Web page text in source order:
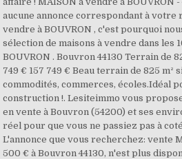
aucune annonce correspondant à votre
vendre à BOUVRON , c'est pourquoi
sélection de maisons à vendre dans les
BOUVRON . Bouvron 44130 Terrain de
749 € 157 749 € Beau terrain de 825 m²
commodités, commerces, écoles.Idéal
construction !. Lesiteimmo vous
en vente à Bouvron (54200) et ses
réel pour que vous ne passiez pas à
L'annonce que vous recherchez: vente
500 € à Bouvron 44130, n'est plus